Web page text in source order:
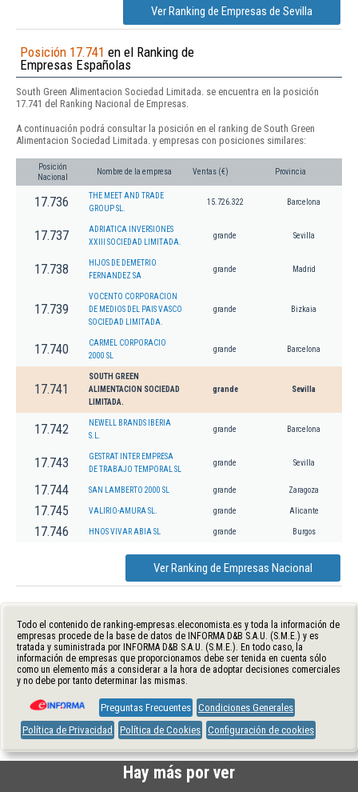
Ver Ranking de Empresas de Sevilla
Posición 17.741 en el Ranking de
Empresas Españolas
South Green Alimentacion Sociedad Limitada. se encuentra en la posición
17.741 del Ranking Nacional de Empresas.
A continuación podrá consultar la posición en el ranking de South Green
Alimentacion Sociedad Limitada. y empresas con posiciones similares:
Posición
Nacional
Nombre de la empresa Ventas (€) Provincia
17.736
THE MEET AND TRADE
GROUP SL.
15.726.322 Barcelona
17.737
ADRIATICA INVERSIONES
XXIII SOCIEDAD LIMITADA.
grande Sevilla
17.738
HIJOS DE DEMETRIO
FERNANDEZ SA
grande Madrid
17.739
VOCENTO CORPORACION
DE MEDIOS DEL PAIS VASCO
SOCIEDAD LIMITADA.
grande Bizkaia
17.740
CARMEL CORPORACIO
2000 SL
grande Barcelona
17.741
SOUTH GREEN
ALIMENTACION SOCIEDAD
LIMITADA.
grande Sevilla
17.742
NEWELL BRANDS IBERIA
S.L.
grande Barcelona
17.743
GESTRAT INTER EMPRESA
DE TRABAJO TEMPORAL SL
grande Sevilla
17.744 SAN LAMBERTO 2000 SL grande Zaragoza
17.745 VALIRIO-AMURA SL. grande Alicante
17.746 HNOS VIVAR ABIA SL grande Burgos
Ver Ranking de Empresas Nacional
Todo el contenido de ranking-empresas.eleconomista.es y toda la información de
empresas procede de la base de datos de INFORMA D&B S.A.U. (S.M.E.) y es
tratada y suministrada por INFORMA D&B S.A.U. (S.M.E.). En todo caso, la
información de empresas que proporcionamos debe ser tenida en cuenta sólo
como un elemento más a considerar a la hora de adoptar decisiones comerciales
y no debe por tanto determinar las mismas.
Preguntas Frecuentes Condiciones Generales
Política de Privacidad
Política de Cookies Configuración de cookies
Hay más por ver